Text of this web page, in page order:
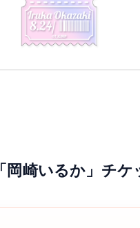
岡崎いるか」チケ